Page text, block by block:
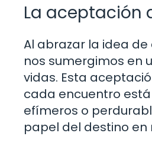
La aceptación
Al abrazar la idea
nos sumergimos en
vidas. Esta
cada encuentro
efímeros o
papel del destino en